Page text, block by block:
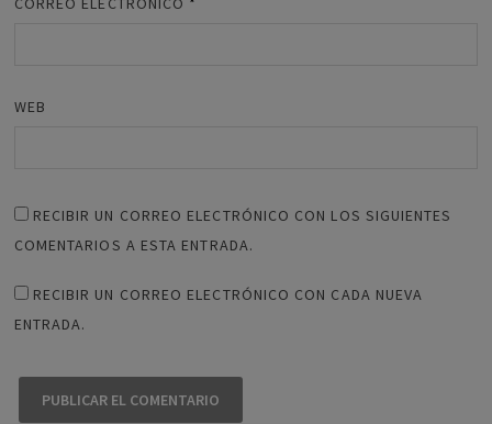
WEB
RECIBIR UN CORREO ELECTRÓNICO CON LOS SIGUIENTES
COMENTARIOS A ESTA ENTRADA.
RECIBIR UN CORREO ELECTRÓNICO CON CADA NUEVA
ENTRADA.